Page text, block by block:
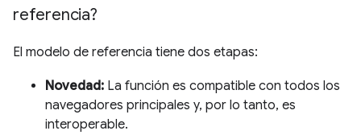
referencia?
El modelo de referencia tiene dos etapas:
Novedad: La función es compatible con todos los
navegadores principales y, por lo tanto, es
interoperable.